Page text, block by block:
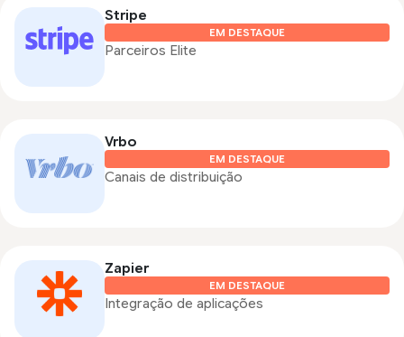
Stripe
EM DESTAQUE
Parceiros Elite
Vrbo
EM DESTAQUE
Canais de distribuição
Zapier
EM DESTAQUE
Integração de aplicações